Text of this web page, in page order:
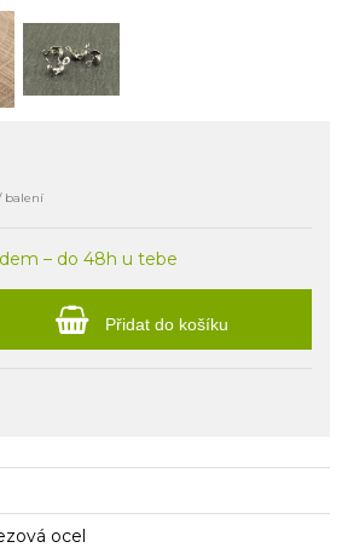
balení
– do 48h u tebe
Přidat do košíku
ocel